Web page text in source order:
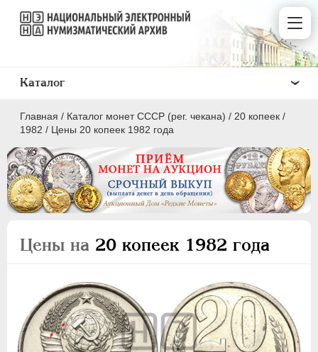
Главная / Каталог монет СССР (рег. чекана) / 20 копеек /
1982 / Цены 20 копеек 1982 года
Цены на 20 копеек 1982 года
Каталог
ПОЛКОПЕЙКИ
2 КОПЕЙКИ
5 КОПЕЕК
10 КОПЕЕК
15 КОПЕЕК
20 КОПЕЕК